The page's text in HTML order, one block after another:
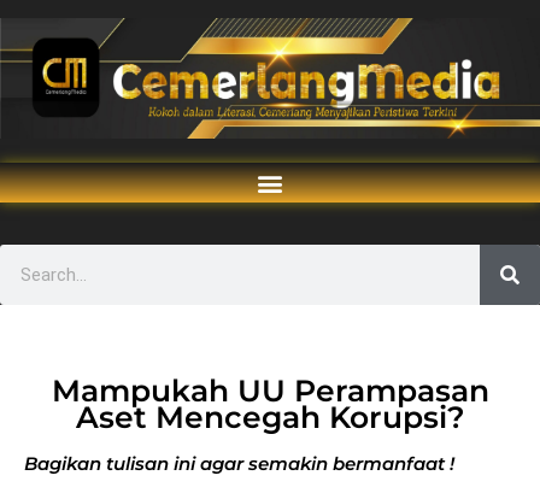
Mampukah UU Perampasan
Aset Mencegah Korupsi?
Bagikan tulisan ini agar semakin bermanfaat !